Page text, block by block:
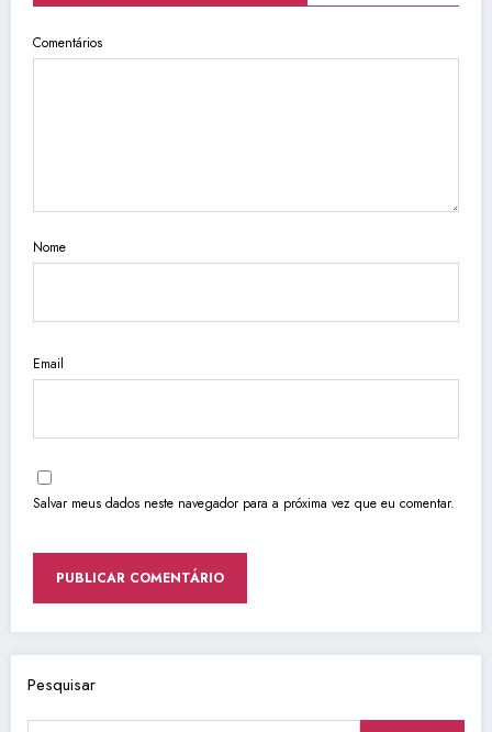
Comentários
Nome
Email
Salvar meus dados neste navegador para a próxima vez que eu comentar.
Pesquisar